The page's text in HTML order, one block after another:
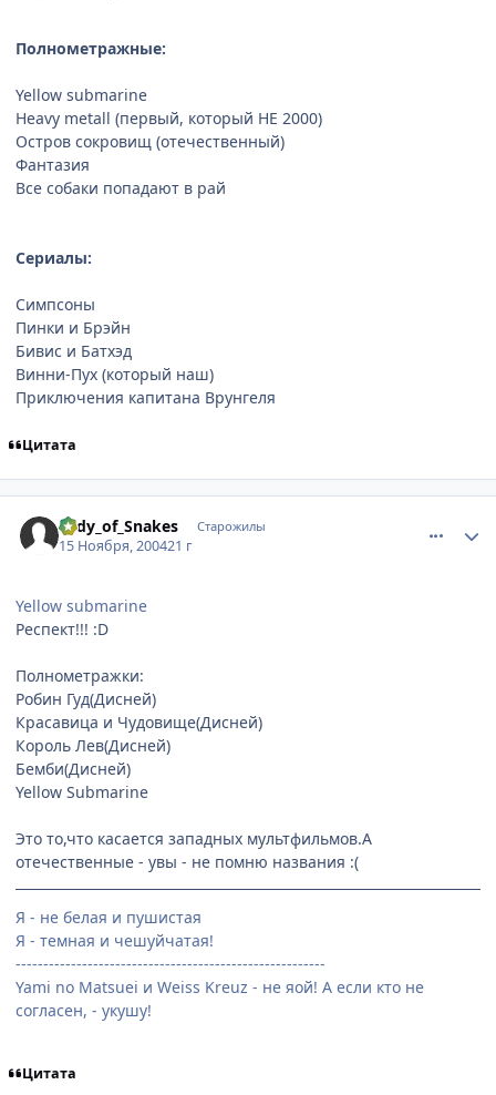
Полнометражные:
Yellow submarine
Heavy metall (первый, который НЕ 2000)
Остров сокровищ (отечественный)
Фантазия
Все собаки попадают в рай
Сериалы:
Симпсоны
Пинки и Брэйн
Бивис и Батхэд
Винни-Пух (который наш)
Приключения капитана Врунгеля
Цитата
Lady_of_Snakes Старожилы
15 Ноября, 200421 г
Yellow submarine
Респект!!! :D
Полнометражки:
Робин Гуд(Дисней)
Красавица и Чудовище(Дисней)
Король Лев(Дисней)
Бемби(Дисней)
Yellow Submarine
Это то,что касается западных мультфильмов.А
отечественные - увы - не помню названия :(
Я - не белая и пушистая
Я - темная и чешуйчатая!
--------------------------------------------------------
Yami no Matsuei и Weiss Kreuz - не яой! А если кто не
согласен, - укушу!
Цитата